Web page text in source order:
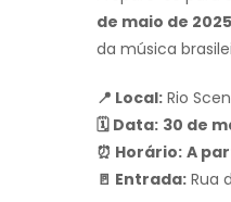
de maio de 2025
da música
📍 Local: Rio
🗓 Data: 30 de
⏰ Horário: A
🚪 Entrada: Rua